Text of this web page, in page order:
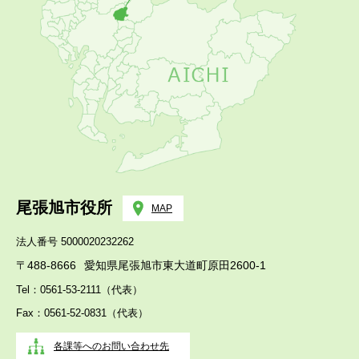
尾張旭市役所 MAP
法人番号 5000020232262
〒488-8666 愛知県尾張旭市東大道町原田2600-1
Tel：0561-53-2111（代表）
Fax：0561-52-0831（代表）
各課等へのお問い合わせ先